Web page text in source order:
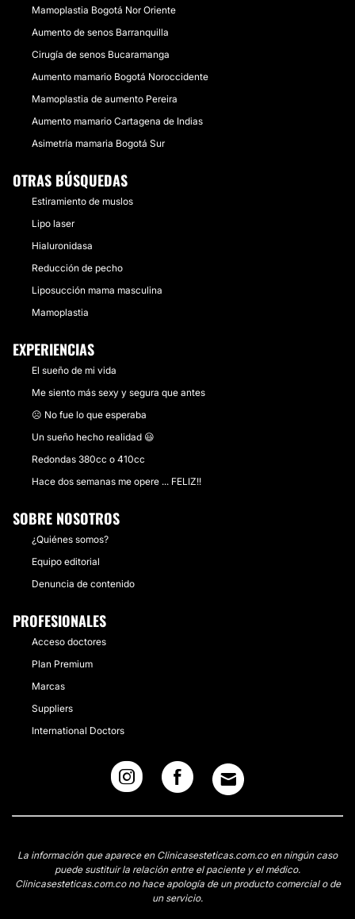
Mamoplastia Bogotá Nor Oriente
Aumento de senos Barranquilla
Cirugía de senos Bucaramanga
Aumento mamario Bogotá Noroccidente
Mamoplastia de aumento Pereira
Aumento mamario Cartagena de Indias
Asimetría mamaria Bogotá Sur
OTRAS BÚSQUEDAS
Estiramiento de muslos
Lipo laser
Hialuronidasa
Reducción de pecho
Liposucción mama masculina
Mamoplastia
EXPERIENCIAS
El sueño de mi vida
Me siento más sexy y segura que antes
☹️ No fue lo que esperaba
Un sueño hecho realidad 😃
Redondas 380cc o 410cc
Hace dos semanas me opere ... FELIZ!!
SOBRE NOSOTROS
¿Quiénes somos?
Equipo editorial
Denuncia de contenido
PROFESIONALES
Acceso doctores
Plan Premium
Marcas
Suppliers
International Doctors
La información que aparece en Clinicasesteticas.com.co en ningún caso
puede sustituir la relación entre el paciente y el médico.
Clinicasesteticas.com.co no hace apología de un producto comercial o de
un servicio.